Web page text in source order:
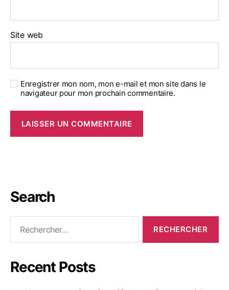
Site web
Enregistrer mon nom, mon e-mail et mon site dans le
navigateur pour mon prochain commentaire.
Search
Recent Posts